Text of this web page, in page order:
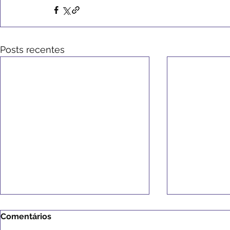
Posts recentes
Comentários